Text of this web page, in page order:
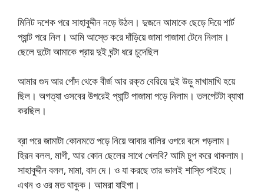
মিনিট দশেক পরে সাহাবুদ্দীন নড়ে উঠল। দুজনে আমাকে ছেড়ে দিয়ে শার্ট
প্যান্ট পরে নিল। আমি আস্তে করে দাঁড়িয়ে জামা পাজামা টেনে নিলাম।
ছেলে দুটো আমাকে প্রায় দুই ঘন্টা ধরে চুদেছিল
আমার গুদ আর পোঁদ থেকে বীর্জ আর রক্ত বেরিয়ে দুই উড়ু মাখামাখি হয়ে
ছিল। অগত্যা ওসবের উপরেই প্যান্টি পাজামা পড়ে নিলাম। তলপেটটা ব্যাথা
করছিল।
ব্রা পরে জামাটা কোনমতে পড়ে নিয়ে আবার বালির ওপরে বসে পড়লাম।
হিরন বলল, মাগী, আর কোন ছেলের সাথে খেলবি? আমি চুপ করে থাকলাম।
সাহাবুদ্দীন বলল, মামা, বাদ দে। ও যা করছে তার ভালই শাস্তি পাইছে।
এখন ও ওর মত থাকুক। আমরা যাইগা।